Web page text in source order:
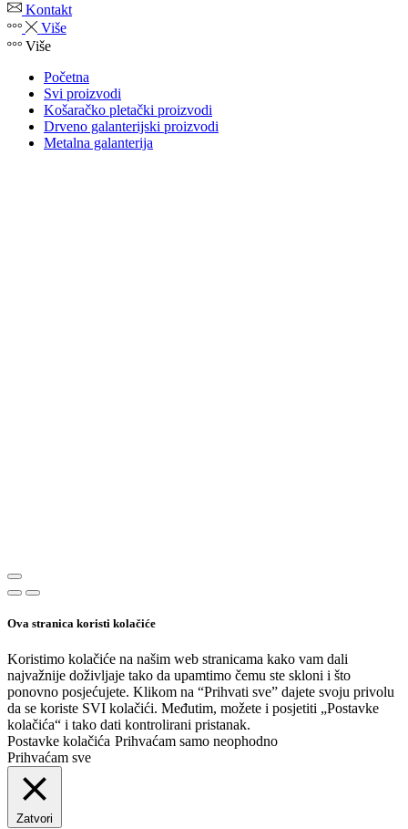
Kontakt
Više
Više
Početna
Svi proizvodi
Košaračko pletački proizvodi
Drveno galanterijski proizvodi
Metalna galanterija
Ova stranica koristi kolačiće
Koristimo kolačiće na našim web stranicama kako vam dali
najvažnije doživljaje tako da upamtimo čemu ste skloni i što
ponovno posjećujete. Klikom na “Prihvati sve” dajete svoju privolu
da se koriste SVI kolačići. Međutim, možete i posjetiti „Postavke
kolačića“ i tako dati kontrolirani pristanak.
Postavke kolačića Prihvaćam samo neophodno
Prihvaćam sve
Zatvori